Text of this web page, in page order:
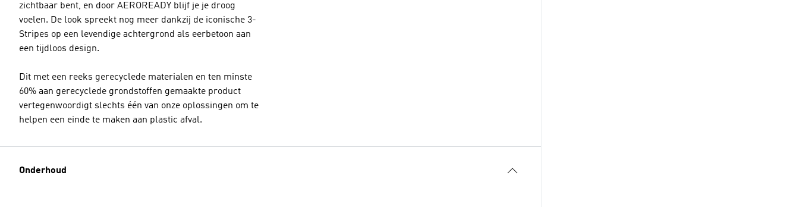
zichtbaar bent, en door AEROREADY blijf je je droog
voelen. De look spreekt nog meer dankzij de iconische 3-
Stripes op een levendige achtergrond als eerbetoon aan
een tijdloos design.
Dit met een reeks gerecyclede materialen en ten minste
60% aan gerecyclede grondstoffen gemaakte product
vertegenwoordigt slechts één van onze oplossingen om te
helpen een einde te maken aan plastic afval.
Onderhoud